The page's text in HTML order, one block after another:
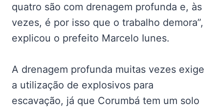
quatro são com drenagem profunda e, às
vezes, é por isso que o trabalho demora”,
explicou o prefeito Marcelo Iunes.
A drenagem profunda muitas vezes exige
a utilização de explosivos para
escavação, já que Corumbá tem um solo